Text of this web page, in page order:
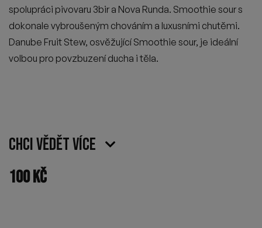
spolupráci pivovaru 3bir a Nova Runda. Smoothie sour s
dokonale vybroušeným chováním a luxusními chutěmi.
Danube Fruit Stew, osvěžující Smoothie sour, je ideální
volbou pro povzbuzení ducha i těla.
Chci vědět více
100Kč